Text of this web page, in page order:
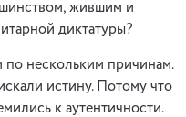
жившим и
диктатуры?
по нескольким причинам.
истину. Потому что
к аутентичности.